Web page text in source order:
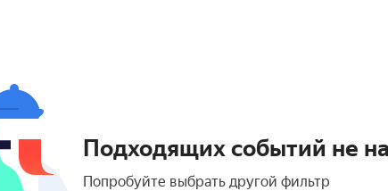
Подходящих событий не
Попробуйте выбрать другой фильтр